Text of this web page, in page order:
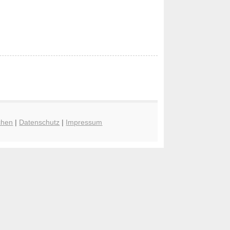
| Datenschutz | Impressum